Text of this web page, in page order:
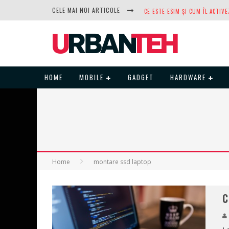
CELE MAI NOI ARTICOLE
DUPĂ ANI DE REFUZURI,
HOME MOBILE GADGET HARDWARE
Home montare ssd laptop